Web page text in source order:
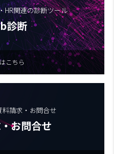
HR関連の診断ツール
診断
こちら
請求・お問合せ
お問合せ